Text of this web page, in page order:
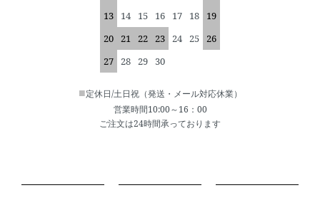
13
14 15 16 17 18
19
20
21 22 23 24 25
26
27
28 29 30
■定休日/土日祝（発送・メール対応休業）
営業時間10:00～16：00
ご注文は24時間承っております